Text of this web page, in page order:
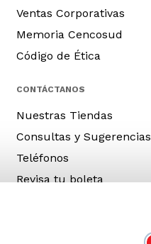
Ventas Corporativas
Memoria Cencosud
Código de Ética
CONTÁCTANOS
Nuestras Tiendas
Consultas y Sugerencias
Teléfonos
Revisa tu boleta